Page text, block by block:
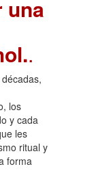
una
.
los
y cada
les
ritual y
forma